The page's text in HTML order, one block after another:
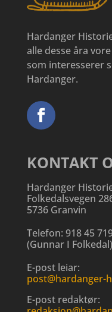
Hardanger
alle desse åra
som interesserer
Hardanger.
KONTAKT
Hardanger
Folkedalsvegen
5736 Granvin
Telefon: 918 45
(Gunnar I Folkedal)
E-post leiar:
post@hardanger-
E-post redaktør: